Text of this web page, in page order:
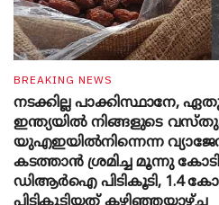
BREAKING NEWS
നടക്കില്ല പാക്കിസ്ഥാനേ,
ഇന്ത്യയിൽ നിങ്ങളുടെ
യുഎഇയിൽനിന്നെന്ന
കടത്താൻ ശ്രമിച്ച മൂന്നു
ഡിആർഐ പിടികൂടി, 1.4